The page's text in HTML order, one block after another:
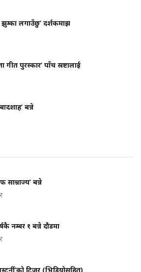
लगाउँछु’ दर्शकमाझ
पुरस्कार’ पाँच स्रष्टालाई
बन्ने
साम्राज्य’ बन्ने
नम्बर १ बन्ने दौडमा
टिजर (भिडियोसहित)